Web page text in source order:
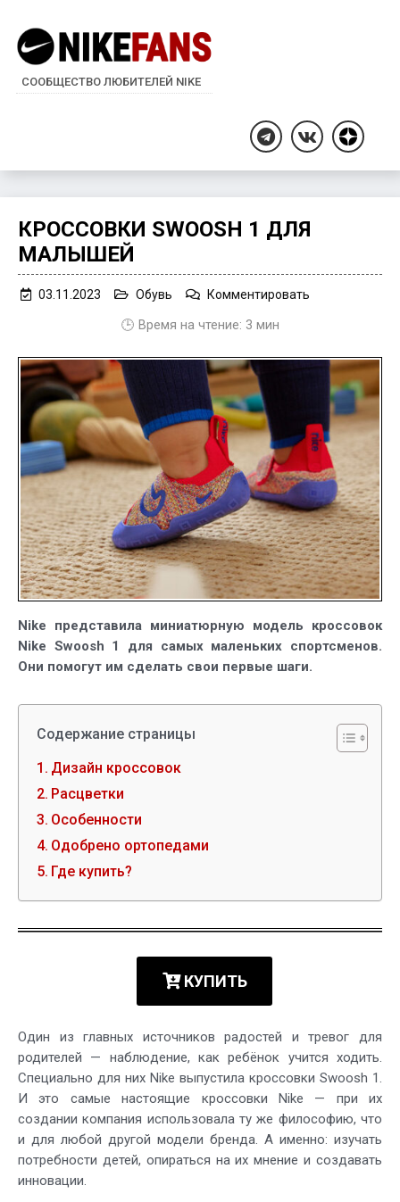
СООБЩЕСТВО ЛЮБИТЕЛЕЙ NIKE
TelegramВКонтакте
Дзен
КРОССОВКИ SWOOSH 1 ДЛЯ
МАЛЫШЕЙ
03.11.2023 Обувь Комментировать
для
малышей
🕒 Время на чтение: 3 мин
Nike представила миниатюрную модель кроссовок
Nike Swoosh 1 для самых маленьких спортсменов.
Они помогут им сделать свои первые шаги.
Содержание страницы
Дизайн кроссовок
Расцветки
Особенности
Одобрено ортопедами
Где купить?
КУПИТЬ
Один из главных источников радостей и тревог для
родителей — наблюдение, как ребёнок учится ходить.
Специально для них Nike выпустила кроссовки Swoosh 1.
И это самые настоящие кроссовки Nike — при их
создании компания использовала ту же философию, что
и для любой другой модели бренда. А именно: изучать
потребности детей, опираться на их мнение и создавать
инновации.